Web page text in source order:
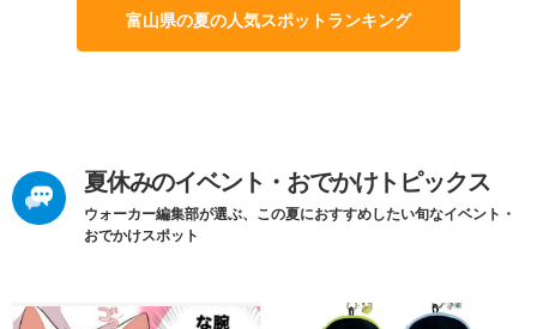
富山県の夏の人気スポットランキング
夏休みのイベント・おでかけトピックス
ウォーカー編集部が選ぶ、この夏におすすめしたい旬なイベント・
おでかけスポット